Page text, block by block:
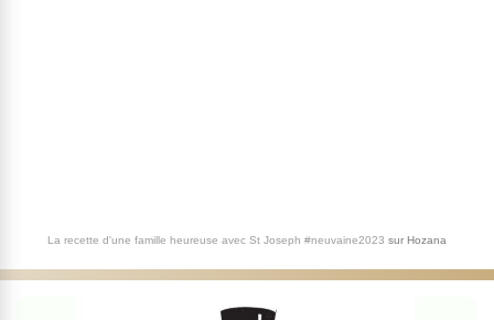
La recette d'une famille heureuse avec St Joseph #neuvaine2023 sur Hozana